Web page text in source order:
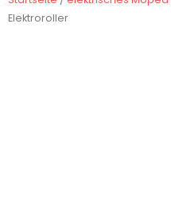
Elektroroller